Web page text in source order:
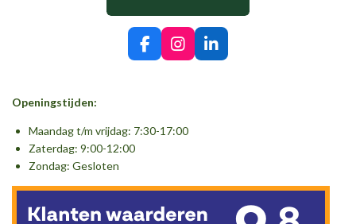
F
a
o
I
n
g
L
i
Openingstijden:
Maandag t/m vrijdag: 7:30-17:00
Zaterdag: 9:00-12:00
Zondag: Gesloten